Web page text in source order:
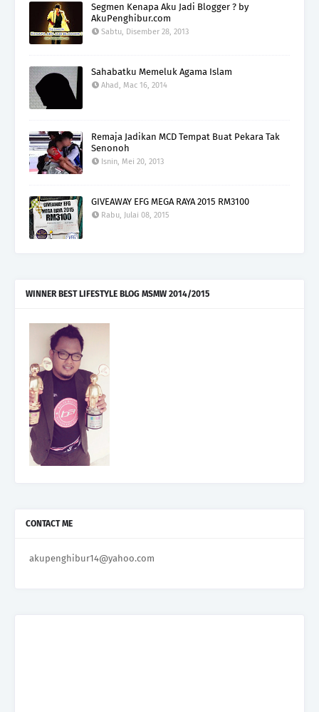
Segmen Kenapa Aku Jadi Blogger ? by
AkuPenghibur.com
Sabtu, Disember 28, 2013
Sahabatku Memeluk Agama Islam
Ahad, Mac 16, 2014
Remaja Jadikan MCD Tempat Buat Pekara Tak
Senonoh
Isnin, Mei 20, 2013
GIVEAWAY EFG MEGA RAYA 2015 RM3100
Rabu, Julai 08, 2015
WINNER BEST LIFESTYLE BLOG MSMW 2014/2015
CONTACT ME
akupenghibur14@yahoo.com